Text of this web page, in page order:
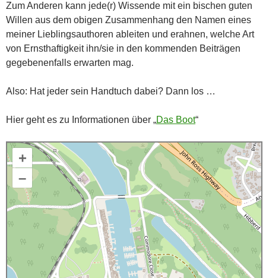
Zum Anderen kann jede(r) Wissende mit ein bischen guten
Willen aus dem obigen Zusammenhang den Namen eines
meiner Lieblingsauthoren ableiten und erahnen, welche Art
von Ernsthaftigkeit ihn/sie in den kommenden Beiträgen
gegebenenfalls erwarten mag.
Also: Hat jeder sein Handtuch dabei? Dann los …
Hier geht es zu Informationen über „Das Boot“
+
–